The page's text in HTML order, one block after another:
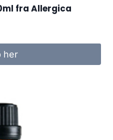
fra Allergica
her